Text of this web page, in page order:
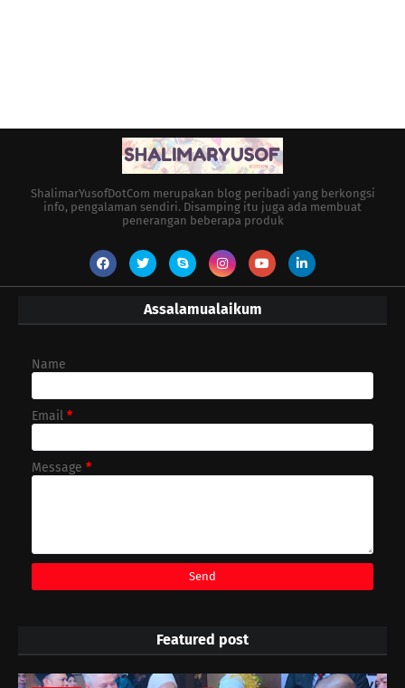
ShalimarYusofDotCom merupakan blog peribadi yang berkongsi
info, pengalaman sendiri. Disamping itu juga ada membuat
penerangan beberapa produk
Assalamualaikum
Name
Email *
Message *
Featured post